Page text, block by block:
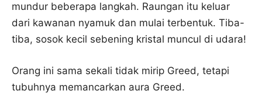
mundur beberapa langkah. Raungan itu keluar
dari kawanan nyamuk dan mulai terbentuk. Tiba-
tiba, sosok kecil sebening kristal muncul di udara!
Orang ini sama sekali tidak mirip Greed, tetapi
tubuhnya memancarkan aura Greed.